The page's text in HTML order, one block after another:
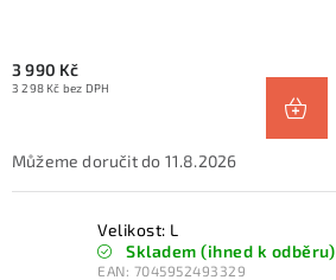
3 990 Kč
3 298 Kč bez DPH
11.8.2026
Velikost: L
Skladem (ihned k odběru)
EAN: 7045952493329